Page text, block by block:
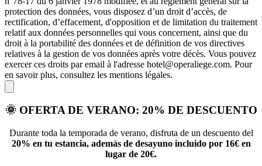
protection des données, vous disposez d’un droit d’accès, de
rectification, d’effacement, d'opposition et de limitation du traitement
relatif aux données personnelles qui vous concernent, ainsi que du
droit à la portabilité des données et de définition de vos directives
relatives à la gestion de vos données après votre décès. Vous pouvez
exercer ces droits par email à l'adresse hotel@operaliege.com. Pour
en savoir plus, consultez les mentions légales.
🌞 OFERTA DE VERANO: 20% DE DESCUENTO
Durante toda la temporada de verano, disfruta de un descuento del
20% en tu estancia, además de desayuno incluido por 16€ en
lugar de 20€.